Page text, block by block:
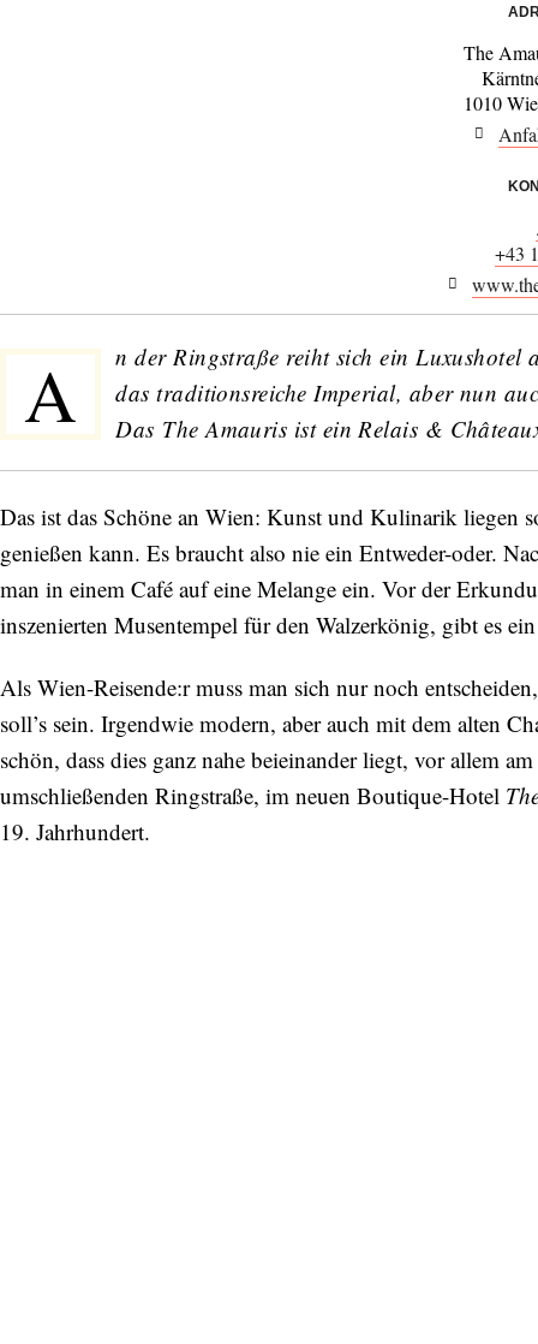
The
1010
+43
A
n der Ringstraße reiht sich ein Luxushotel
das traditionsreiche Imperial, aber nun
Das The Amauris ist ein Relais &
Das ist das Schöne an Wien: Kunst und Kulinarik liegen
genießen kann. Es braucht also nie ein Entweder-oder.
man in einem Café auf eine Melange ein. Vor der
inszenierten Musentempel für den Walzerkönig, gibt es
Als Wien-Reisende:r muss man sich nur noch
soll’s sein. Irgendwie modern, aber auch mit dem alten
schön, dass dies ganz nahe beieinander liegt, vor allem
umschließenden Ringstraße, im neuen Boutique-Hotel
19. Jahrhundert.